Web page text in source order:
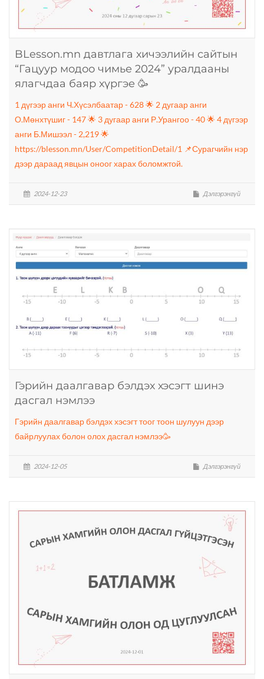
BLesson.mn давтлага хичээлийн сайтын
“Гацуур модоо чимье 2024” уралдааны
ялагчдаа баяр хүргэе 🥳
1 дүгээр анги Ч.Хүсэлбаатар - 628 🌟 2 дугаар анги
О.Мөнхтүшиг - 147 🌟 3 дугаар анги Р.Урангоо - 40 🌟 4 дүгээр
анги Б.Мишээл - 2,219 🌟
https://blesson.mn/User/CompetitionDetail/1 📌Сурагчийн нэр
дээр дараад явцын оноог харах боломжтой.
2024-12-23 Дэлгэрэнгүй
Гэрийн даалгавар бэлдэх хэсэгт шинэ
дасгал нэмлээ
Гэрийн даалгавар бэлдэх хэсэгт тоог тоон шулуун дээр
байрлуулах болон олох дасгал нэмлээ🥳
2024-12-05 Дэлгэрэнгүй